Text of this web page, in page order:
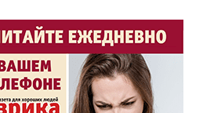
важная для зрителей ...
Скажем НЕТ